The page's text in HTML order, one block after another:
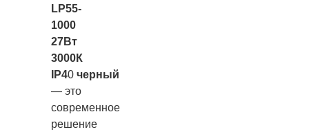
LP55-
1000
27Вт
3000К
IP40 черный
— это
современное
решение